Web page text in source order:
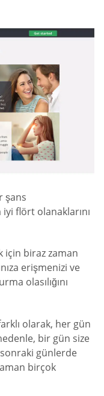
şans
flört olanaklarını
için biraz zaman
erişmenizi ve
olasılığını
olarak, her gün
bir gün size
günlerde
birçok